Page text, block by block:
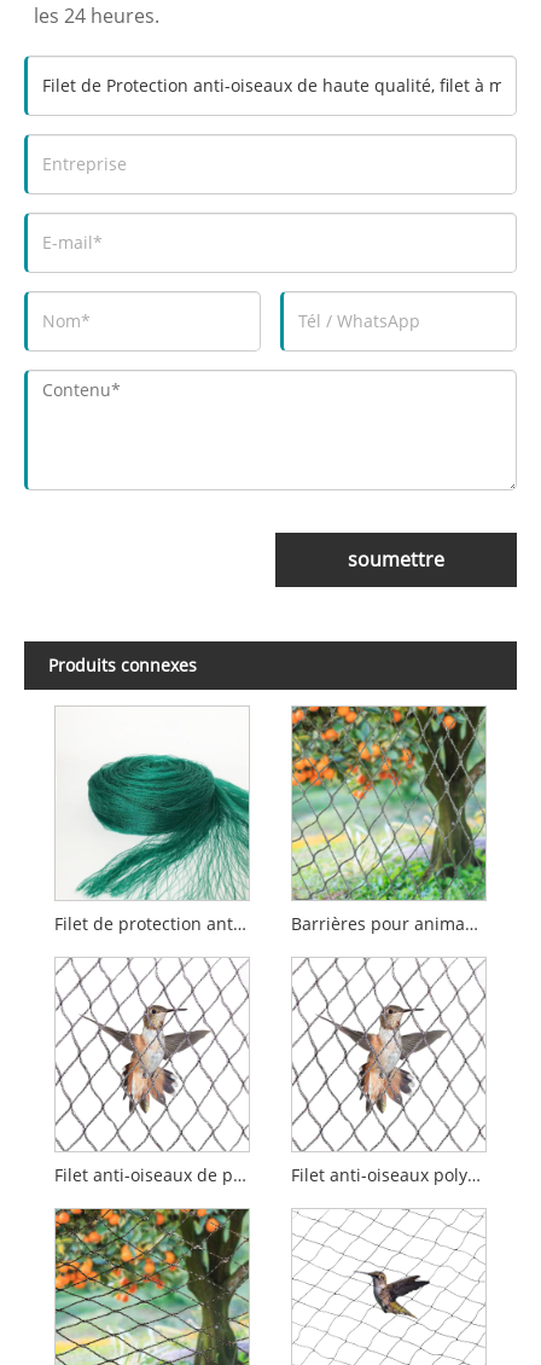
les 24 heures.
soumettre
Produits connexes
Filet de protection anti-oiseaux vert de haute qualité pour les cultures Barrières pour animaux en filet anti-oiseaux
Filet anti-oiseaux de protection agricole Filet anti-oiseaux polyvalent